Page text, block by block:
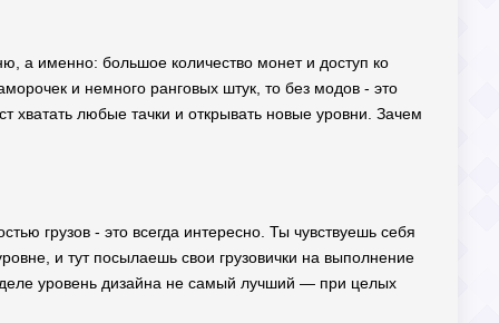
а именно: большое количество монет и доступ ко
и немного ранговых штук, то без модов - это
хватать любые тачки и открывать новые уровни. Зачем
грузов - это всегда интересно. Ты чувствуешь себя
и тут посылаешь свои грузовички на выполнение
уровень дизайна не самый лучший — при целых